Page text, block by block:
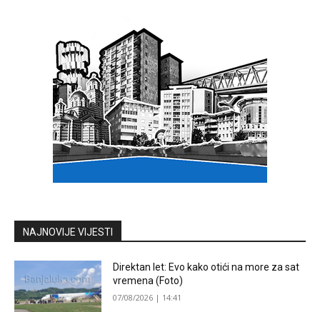
NAJNOVIJE VIJESTI
Direktan let: Evo kako otići na more za sat
vremena (Foto)
07/08/2026 | 14:41